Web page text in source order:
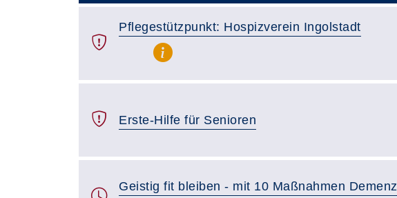
Pflegestützpunkt: Hospizverein Ingolstadt
Erste-Hilfe für Senioren
Geistig fit bleiben - mit 10 Maßnahmen Demenz